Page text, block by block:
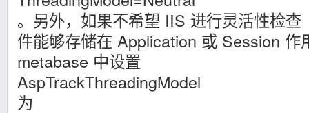
。另外，如果不希望 IIS 进行灵活性检查
件能够存储在 Application 或 Session 作
metabase 中设置
AspTrackThreadingModel
为